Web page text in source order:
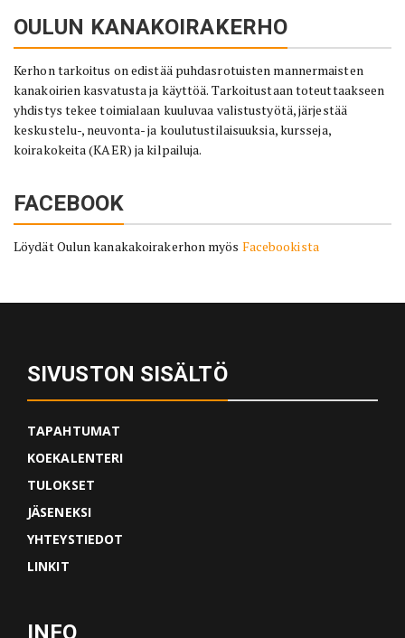
OULUN KANAKOIRAKERHO
Kerhon tarkoitus on edistää puhdasrotuisten mannermaisten
kanakoirien kasvatusta ja käyttöä. Tarkoitustaan toteuttaakseen
yhdistys tekee toimialaan kuuluvaa valistustyötä, järjestää
keskustelu-, neuvonta- ja koulutustilaisuuksia, kursseja,
koirakokeita (KAER) ja kilpailuja.
FACEBOOK
Löydät Oulun kanakakoirakerhon myös Facebookista
SIVUSTON SISÄLTÖ
TAPAHTUMAT
KOEKALENTERI
TULOKSET
JÄSENEKSI
YHTEYSTIEDOT
LINKIT
INFO